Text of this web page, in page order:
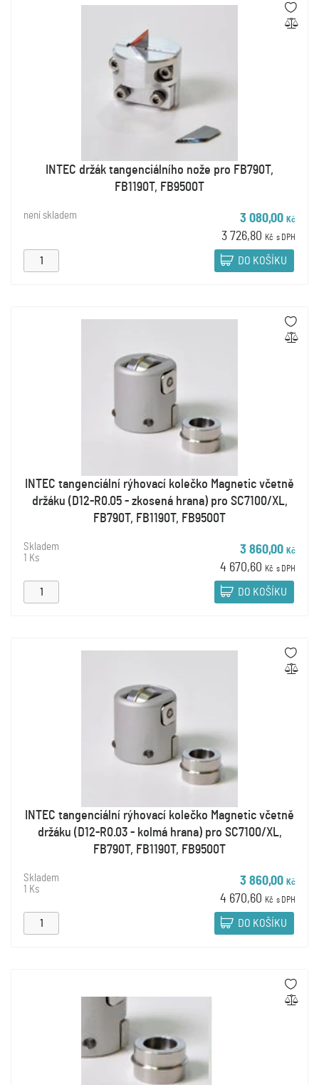
INTEC držák tangenciálního nože pro FB790T,
FB1190T, FB9500T
není skladem 3 080,00 Kč
3 726,80 Kč s DPH
DO KOŠÍKU
INTEC tangenciální rýhovací kolečko Magnetic včetně
držáku (D12-R0.05 - zkosená hrana) pro SC7100/XL,
FB790T, FB1190T, FB9500T
Skladem
1 Ks
3 860,00 Kč
4 670,60 Kč s DPH
DO KOŠÍKU
INTEC tangenciální rýhovací kolečko Magnetic včetně
držáku (D12-R0.03 - kolmá hrana) pro SC7100/XL,
FB790T, FB1190T, FB9500T
Skladem
1 Ks
3 860,00 Kč
4 670,60 Kč s DPH
DO KOŠÍKU